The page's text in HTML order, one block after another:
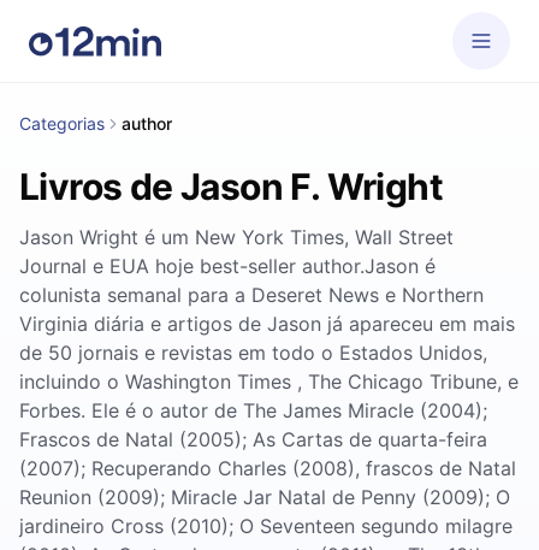
Categorias author
Livros de Jason F. Wright
Jason Wright é um New York Times, Wall Street
Journal e EUA hoje best-seller author.Jason é
colunista semanal para a Deseret News e Northern
Virginia diária e artigos de Jason já apareceu em mais
de 50 jornais e revistas em todo o Estados Unidos,
incluindo o Washington Times , The Chicago Tribune, e
Forbes. Ele é o autor de The James Miracle (2004);
Frascos de Natal (2005); As Cartas de quarta-feira
(2007); Recuperando Charles (2008), frascos de Natal
Reunion (2009); Miracle Jar Natal de Penny (2009); O
jardineiro Cross (2010); O Seventeen segundo milagre